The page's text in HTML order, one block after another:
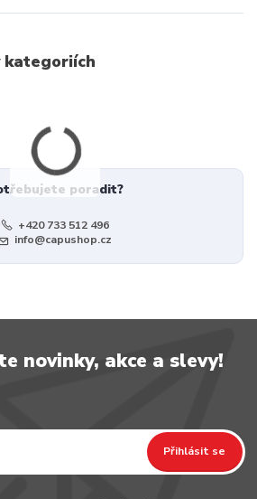
kategoriích
poradit?
+420 733 512 496
info@capushop.cz
novinky, akce a slevy!
Přihlásit se